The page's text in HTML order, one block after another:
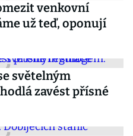
venkovní
už teď, oponují
světelným
zavést přísné